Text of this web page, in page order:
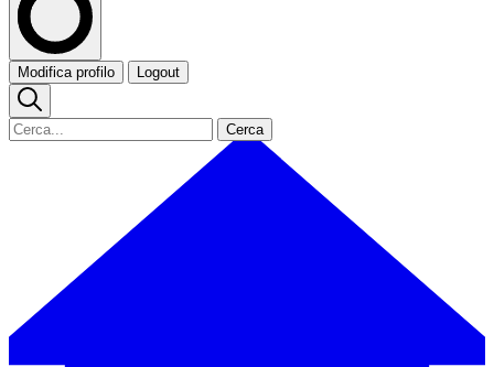
Modifica profilo Logout
Cerca